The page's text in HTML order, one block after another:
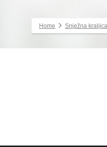
Home Snježna